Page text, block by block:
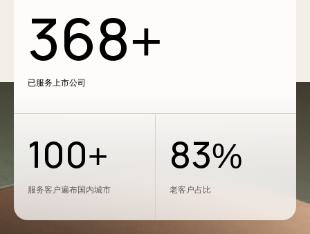
368+
已服务上市公司
100+
服务客户遍布国内城市
83%
老客户占比